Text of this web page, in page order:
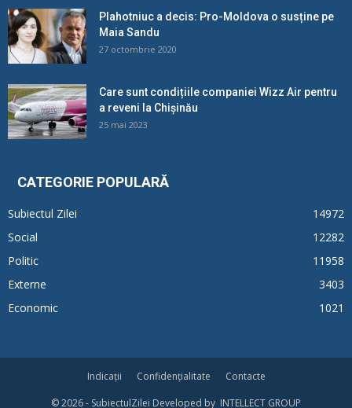
Plahotniuc a decis: Pro-Moldova o susține pe
Maia Sandu
27 octombrie 2020
Care sunt condițiile companiei Wizz Air pentru
a reveni la Chișinău
25 mai 2023
CATEGORIE POPULARĂ
Subiectul Zilei
14972
Social
12282
Politic
11958
Externe
3403
Economic
1021
Indicații Confidențialitate
Contacte
© 2026 - SubiectulZilei Developed by INTELLECT GROUP